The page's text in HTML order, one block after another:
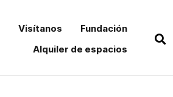
Visítanos
Fundación
Alquiler de espacios